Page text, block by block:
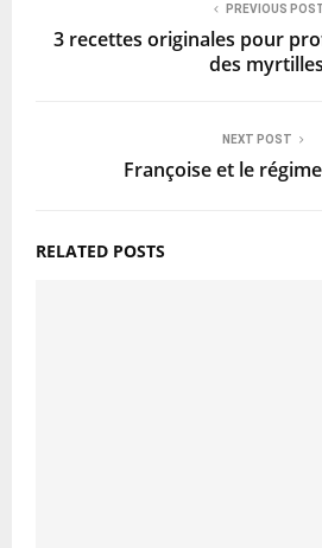
PREVIOUS
3 recettes originales pour
des myrtilles
NEXT POST
Françoise et le
RELATED POSTS